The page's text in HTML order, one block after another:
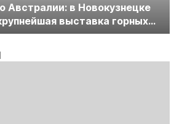
Австралии: в Новокузнецке
выставка горных
России. Уголь России и